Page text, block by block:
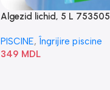
Algezid lichid, 5 L 753505
PISCINE, Îngrijire piscine
349 MDL